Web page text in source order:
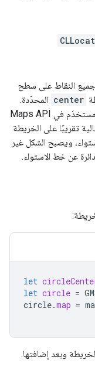
النقاط على سطح
المحدّدة.
بسبب الطريقة التي يعرض بها إسقاط مركاتور المستخدَم في Maps API
على الخريطة
ويصبح الشكل غير
عن خط الاستواء.
let
let circle =
circle. map =
وبعد إضافتها.